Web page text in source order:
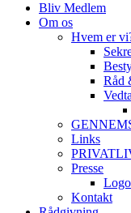
Bliv Medlem
Om os
Hvem er
Råd
Links
Presse
Logo
Kontakt